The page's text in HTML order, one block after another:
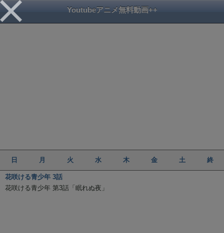
Youtubeアニメ無料動画++
日 月 火 水 木 金 土 終
花咲ける青少年 3話
花咲ける青少年 第3話「眠れぬ夜」